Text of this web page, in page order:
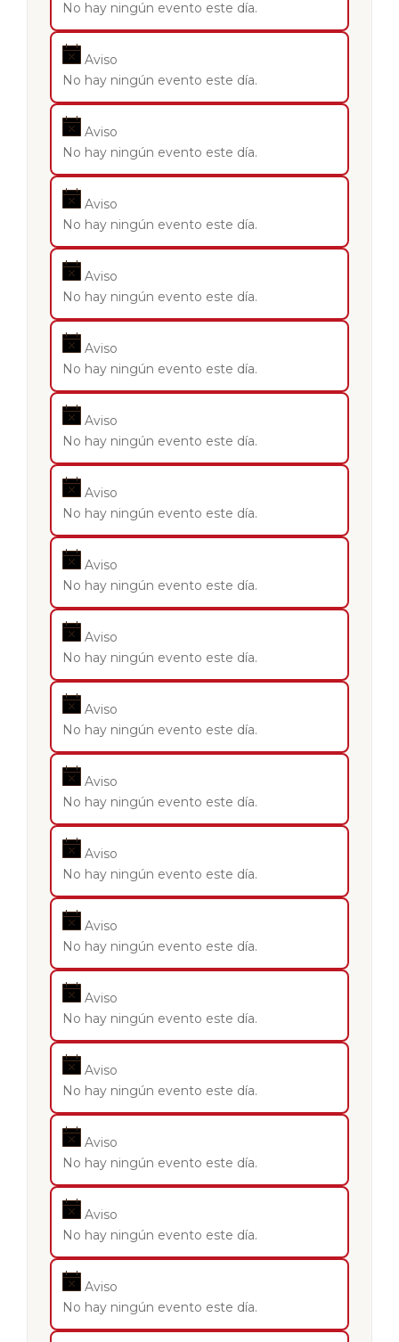
No hay ningún evento este día.
Aviso
No hay ningún evento este día.
Aviso
No hay ningún evento este día.
Aviso
No hay ningún evento este día.
Aviso
No hay ningún evento este día.
Aviso
No hay ningún evento este día.
Aviso
No hay ningún evento este día.
Aviso
No hay ningún evento este día.
Aviso
No hay ningún evento este día.
Aviso
No hay ningún evento este día.
Aviso
No hay ningún evento este día.
Aviso
No hay ningún evento este día.
Aviso
No hay ningún evento este día.
Aviso
No hay ningún evento este día.
Aviso
No hay ningún evento este día.
Aviso
No hay ningún evento este día.
Aviso
No hay ningún evento este día.
Aviso
No hay ningún evento este día.
Aviso
No hay ningún evento este día.